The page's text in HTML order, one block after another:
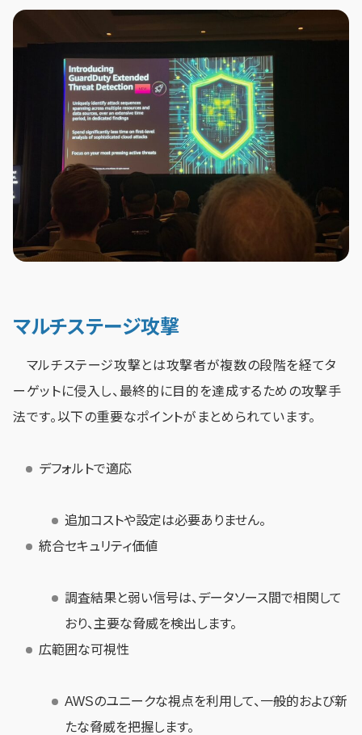
マルチステージ攻撃
マルチステージ攻撃とは攻撃者が複数の段階を経てタ
ーゲットに侵入し、最終的に目的を達成するための攻撃手
法です。以下の重要なポイントがまとめられています。
デフォルトで適応
追加コストや設定は必要ありません。
統合セキュリティ価値
調査結果と弱い信号は、データソース間で相関して
おり、主要な脅威を検出します。
広範囲な可視性
AWSのユニークな視点を利用して、一般的および新
たな脅威を把握します。